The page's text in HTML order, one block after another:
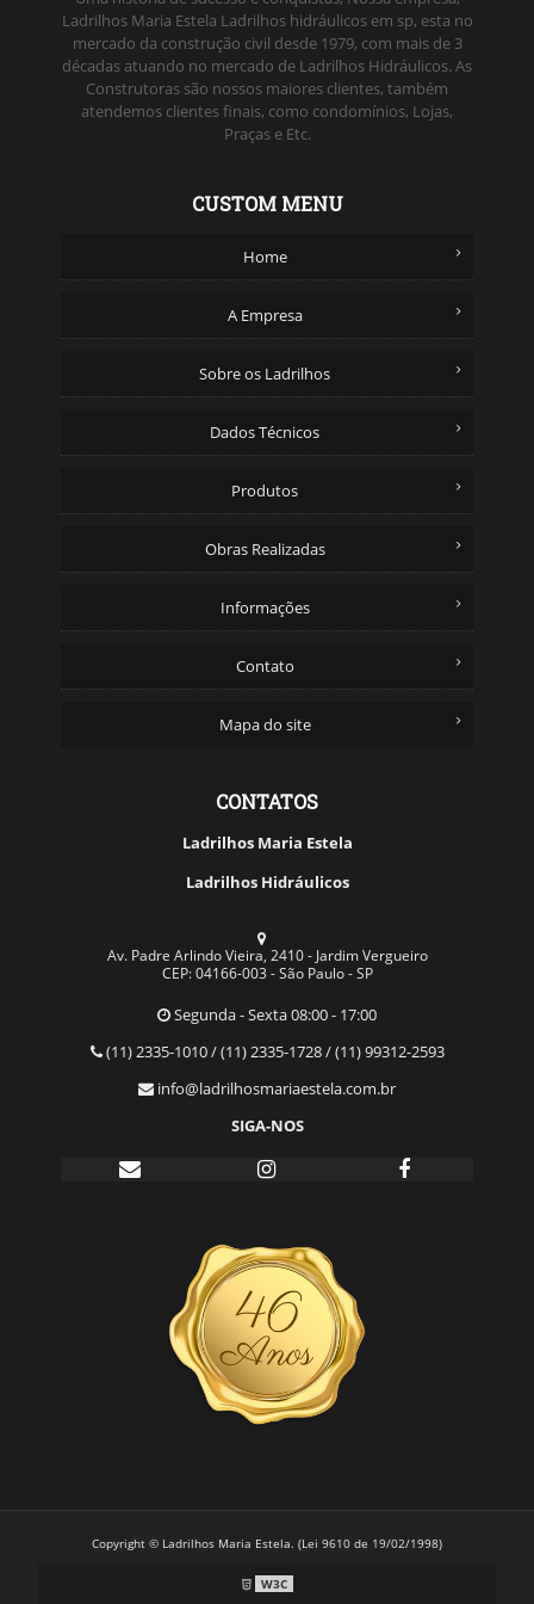
Ladrilhos Maria Estela Ladrilhos hidráulicos em sp, esta no
mercado da construção civil desde 1979, com mais de 3
décadas atuando no mercado de Ladrilhos Hidráulicos. As
Construtoras são nossos maiores clientes, também
atendemos clientes finais, como condomínios, Lojas,
Praças e Etc.
CUSTOM MENU
Home
A Empresa
Sobre os Ladrilhos
Dados Técnicos
Produtos
Obras Realizadas
Informações
Contato
Mapa do site
CONTATOS
Ladrilhos Maria Estela
Ladrilhos Hidráulicos
Av. Padre Arlindo Vieira, 2410 - Jardim Vergueiro
CEP: 04166-003 - São Paulo - SP
Segunda - Sexta 08:00 - 17:00
(11) 2335-1010 / (11) 2335-1728 / (11) 99312-2593
info@ladrilhosmariaestela.com.br
SIGA-NOS
Copyright © Ladrilhos Maria Estela. (Lei 9610 de 19/02/1998)
W3C